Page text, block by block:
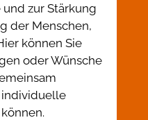
zur Stärkung
der Menschen,
können Sie
oder Wünsche